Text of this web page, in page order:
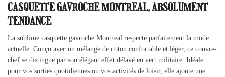
CASQUETTE GAVROCHE MONTREAL, ABSOLUMENT
TENDANCE
La sublime casquette gavroche Montreal respecte parfaitement la mode
actuelle. Conçu avec un mélange de coton confortable et léger, ce couvre-
chef se distingue par son élégant effet délavé en vert militaire. Idéale
pour vos sorties quotidiennes ou vos activités de loisir, elle ajoute une